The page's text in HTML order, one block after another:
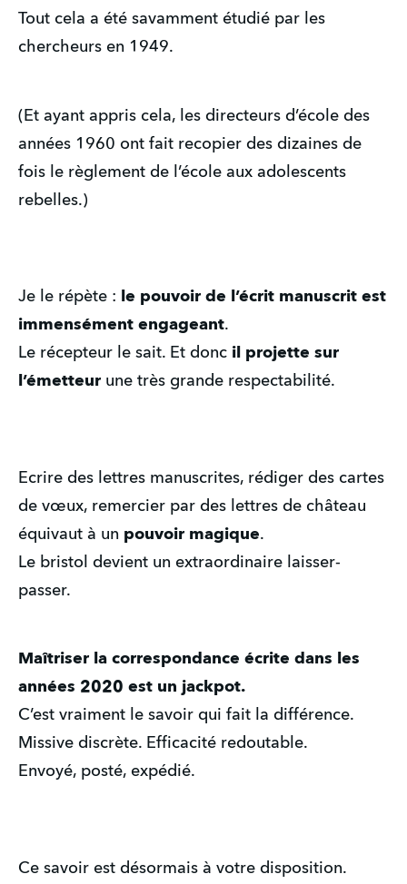
Tout cela a été savamment étudié par les
chercheurs en 1949.
(Et ayant appris cela, les directeurs d’école des
années 1960 ont fait recopier des dizaines de
fois le règlement de l’école aux adolescents
rebelles.)
Je le répète :
le pouvoir de l’écrit manuscrit est
immensément engageant.
Le récepteur le sait. Et donc il projette sur
l’émetteur une très grande respectabilité.
Ecrire des lettres manuscrites, rédiger des cartes
de vœux, remercier par des lettres de château
équivaut à un pouvoir magique.
Le bristol devient un extraordinaire laisser-
passer.
Maîtriser la correspondance écrite dans les
années 2020 est un jackpot.
C’est vraiment le savoir qui fait la différence.
Missive discrète. Efficacité redoutable.
Envoyé, posté, expédié.
Ce savoir est désormais à votre disposition.